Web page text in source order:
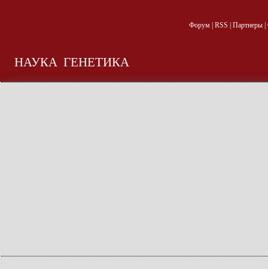
Форум| RSS Партнеры|
НАУКА ГЕНЕТИКА